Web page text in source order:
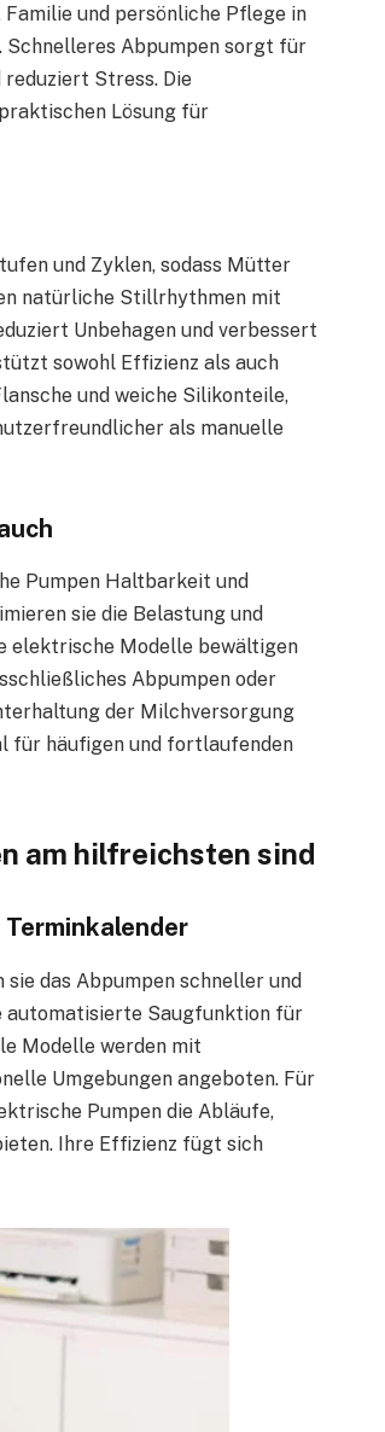
und persönliche Pflege in
Schnelleres Abpumpen sorgt für
Stress. Die
Lösung für
und Zyklen, sodass Mütter
natürliche Stillrhythmen mit
Unbehagen und verbessert
sowohl Effizienz als auch
und weiche Silikonteile,
als manuelle
Pumpen Haltbarkeit und
sie die Belastung und
elektrische Modelle bewältigen
Abpumpen oder
der Milchversorgung
für häufigen und fortlaufenden
am hilfreichsten sind
das Abpumpen schneller und
automatisierte Saugfunktion für
Modelle werden mit
Umgebungen angeboten. Für
Pumpen die Abläufe,
Ihre Effizienz fügt sich